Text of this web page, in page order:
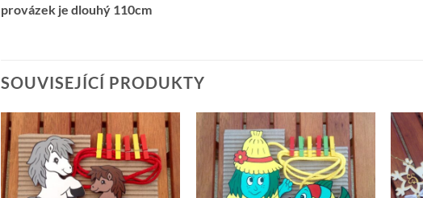
provázek je dlouhý 110cm
SOUVISEJÍCÍ PRODUKTY
Přidat k
oblíbeným
Přidat k
oblíbeným